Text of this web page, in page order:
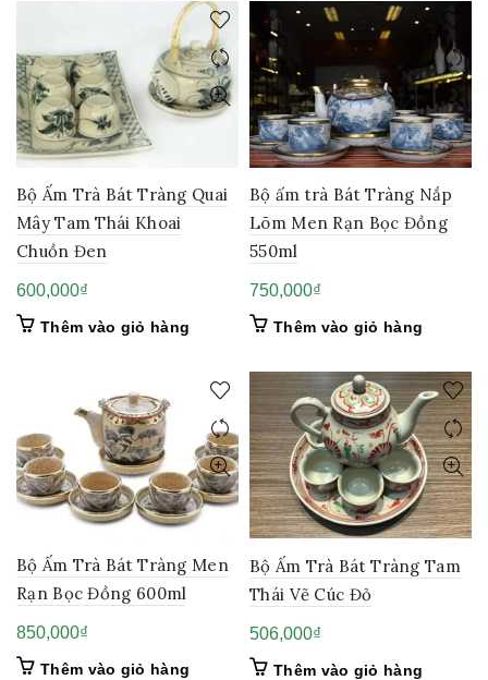
Bộ Ấm Trà Bát Tràng Quai
Mây Tam Thái Khoai
Chuồn Đen
600,000₫
Thêm vào giỏ hàng
Bộ ấm trà Bát Tràng Nắp
Lõm Men Rạn Bọc Đồng
550ml
750,000₫
Thêm vào giỏ hàng
Bộ Ấm Trà Bát Tràng Men
Rạn Bọc Đồng 600ml
850,000₫
Thêm vào giỏ hàng
Bộ Ấm Trà Bát Tràng Tam
Thái Vẽ Cúc Đỏ
506,000₫
Thêm vào giỏ hàng